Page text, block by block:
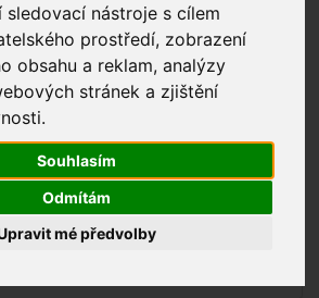
sledovací nástroje s cílem
prostředí, zobrazení
obsahu a reklam, analýzy
stránek a zjištění
Souhlasím
Odmítám
mé předvolby
chvíli je Náš internetový obchod v
on-line nyní nelze vyřídit.